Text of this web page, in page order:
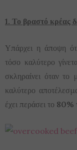
1. Το βραστό κρέας
Υπάρχει η άποψη
τόσο καλύτερο
σκληραίνει όταν το
καλύτερο
έχει περάσει το 80%